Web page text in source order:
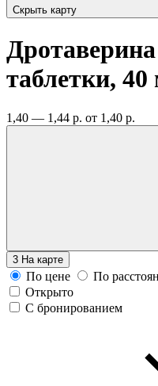
Скрыть карту
таблетки, 40
1,40 — 1,44 р. от 1,40 р.
3 На карте
По цене
По
Открыто
С бронированием